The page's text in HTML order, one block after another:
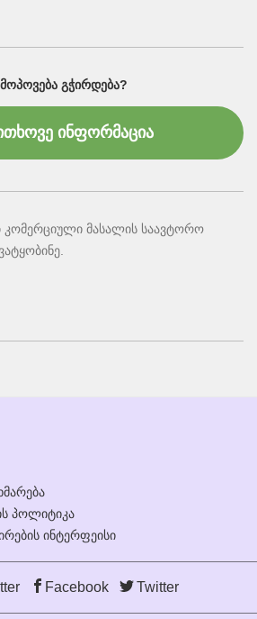
ᲒᲭᲘᲠᲓᲔᲑᲐ?
ინფორმაცია
კომერციული მასალის საავტორო
პოლიტიკა
ინტერფეისი
Facebook Twitter